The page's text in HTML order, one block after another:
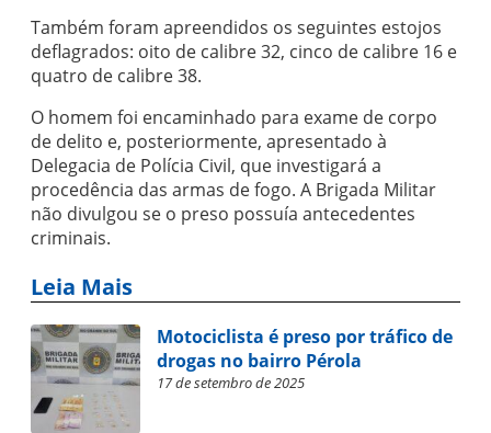
Também foram apreendidos os seguintes estojos
deflagrados: oito de calibre 32, cinco de calibre 16 e
quatro de calibre 38.
O homem foi encaminhado para exame de corpo
de delito e, posteriormente, apresentado à
Delegacia de Polícia Civil, que investigará a
procedência das armas de fogo. A Brigada Militar
não divulgou se o preso possuía antecedentes
criminais.
Leia Mais
Motociclista é preso por tráfico de
drogas no bairro Pérola
17 de setembro de 2025